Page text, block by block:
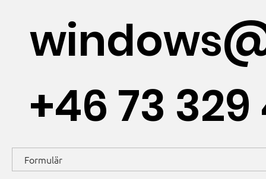
+46 73 329
Formulär